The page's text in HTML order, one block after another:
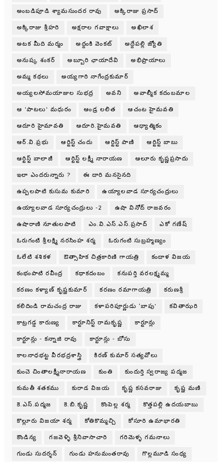
అంబడిపూడి శ్యామసుందర రావు అక్కిరాజు ప్రసాద్
అక్కిరాజు శ్రీహరి అక్షరాల గవాక్షాలు అఖిలాశ
అటక మీది మర్మం అద్దంకి వెంకట్ అద్దేపల్లి జ్యోతి
అనుష్క శంకర్ అబ్బూరి ఛాయాదేవి అభిప్రాయాలు
అమ్మ కథలు అయ్యగారి నాగేంద్రకుమార్
అయ్యలసోమయాజుల సుభద్ర అవని అవాల్మీక కదంబమాల
ఆ 'పాటలు' మధురం ఆండ్ర లలిత ఆచంట హైమవతి
ఆదూరి హైమావతి ఆదూరి.హైమవతి ఆధ్యాత్మికం
ఆర్.వి.ప్రభు ఆర్టిస్ట్ చందు ఆర్టిస్ట్ పాణి ఆర్టిస్ట్ బాబు
ఆర్టిస్ట్ బాలాజీ ఆర్టిస్ట్ లక్ష్మీ నారాయణ ఆలూరు కృష్ణప్రసాదు
ఇలా ఎందరున్నారు ? ఈ దారి మనసైనది
ఉప్పలపాటి కుసుమ కుమారి ఉయ్యాలవాడ సూర్యచంద్రులు
ఉయ్యాలవాడ సూర్యచంద్రులు -2 ఉషా వినోద్ రాజవరం
ఉషారాణి నూతులపాటి ఎం.వి.ఎస్.ఎస్.ప్రసాద్ ఎకో గణేష్
ఓరుగంటి శ్రీలక్ష్మి నరసింహ శర్మ ఓరుగంటి సుబ్రహ్మణ్యం
ఓలేటి శశికళ ఔత్సాహిక చిత్రకారిణి గాయత్రి కందాళ విజయ
కంభంపాటి రవీంద్ర కథాకదంబం కనుపర్తి వరలక్ష్మమ్మ
కరణం కళ్యాణ్ కృష్ణకుమార్ కరణం రమాగాయత్రి కరుణశ్రీ
కలిదిండి రామచంద్ర రాజు కళాపరిపూర్ణుడు ‘బాపు’ కవితాఝరి
కాట్రగడ్డ కారుణ్య కార్టూనిస్ట్ రామకృష్ణ కార్టూన్లు
కార్టూన్లు - కన్నాజి రావు కార్టూన్లు - బోసు
కాలనాధభట్ట వీరభద్రశాస్త్రి కిరణ్ కుమార్ సత్యవోలు
కుంచె చింతాలక్ష్మీనారాయణ కుంతి కుందుర్తి స్వరాజ్య పద్మజ
కుమతీ శతకము కురాడ విజయ కృష్ణ కసవరాజు కృష్ణ మణి
కె.ఎస్.పద్మజ కె.బి.కృష్ణ కొంపెల్ల శర్మ కొత్తపల్లి ఉదయబాబు
కొల్లూరు విజయా శర్మ కోతికొమ్మచ్చి కోసూరి ఉమాభారతి
కౌండిన్య గజవెళ్ళి శ్రీనివాసాచారి గరిమెళ్ళ గమనాలు
గుండు సుదర్శన్ గుండు హనుమంతరావు గొల్లమూడి సంధ్య